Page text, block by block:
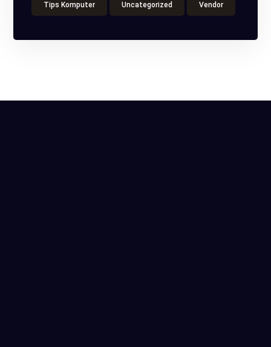
Tips Komputer Uncategorized Vendor